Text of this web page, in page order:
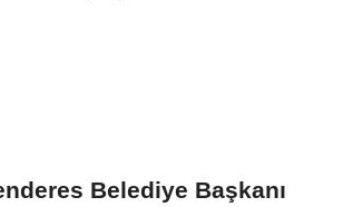
Belediye Başkanı